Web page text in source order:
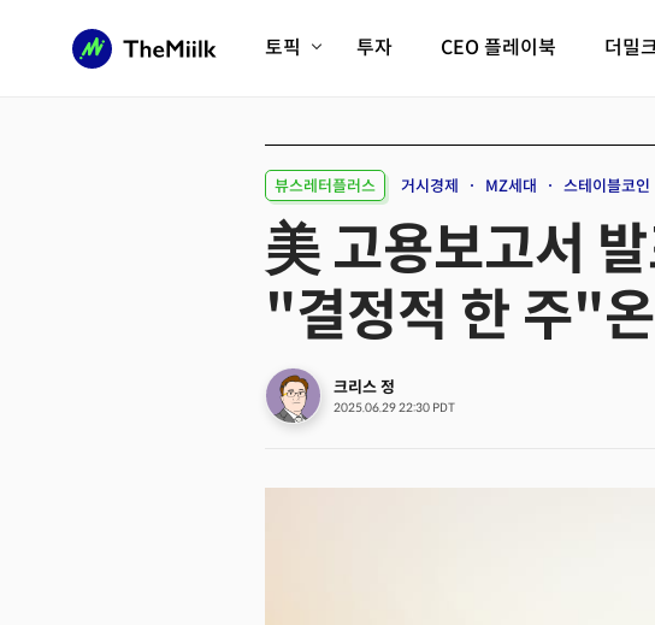
토픽
피지컬AI/로봇
AX비즈니스혁명
디지털자산
미래 교육/직업
전체 기사 보기
투자 CEO 플레이북 더밀
크리스
더밀크 아
더웨이
뷰스레터플러스 거시경제 MZ세대 스테이블코인
美 고용보고서
"결정적 한 주"
크리스 정
2025.06.29 22:30 PDT